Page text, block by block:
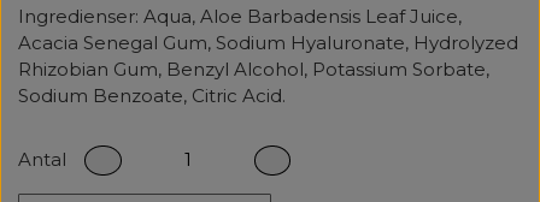
Ingredienser: Aqua, Aloe Barbadensis Leaf Juice,
Acacia Senegal Gum, Sodium Hyaluronate, Hydrolyzed
Rhizobian Gum, Benzyl Alcohol, Potassium Sorbate,
Sodium Benzoate, Citric Acid.
Antal